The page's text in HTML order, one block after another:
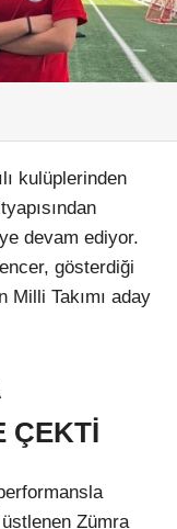
kulüplerinden
devam ediyor.
gösterdiği
Milli Takımı aday
ÇEKTİ
üstlenen Zümra